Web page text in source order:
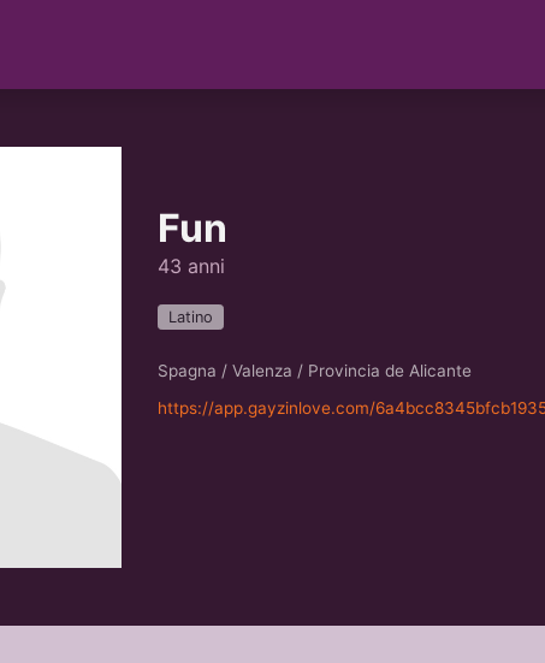
Fun
43 anni
Latino
Spagna / Valenza / Provincia de Alicante
https://app.gayzinlove.com/